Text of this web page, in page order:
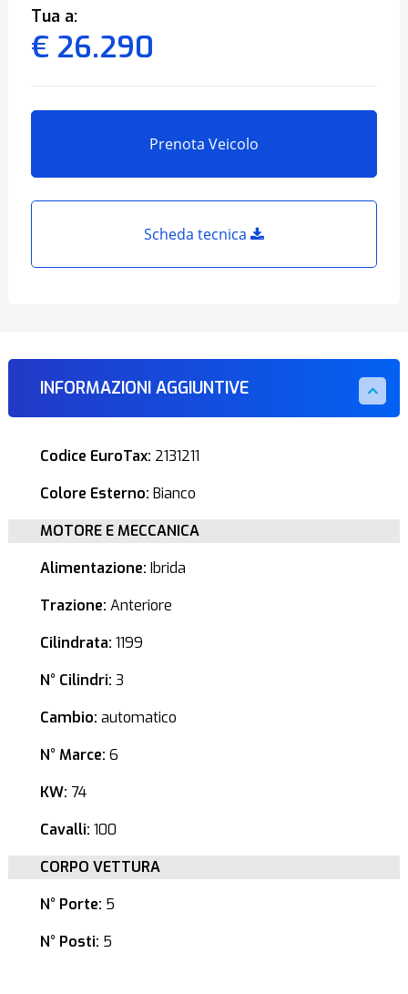
Tua a:
€ 26.290
Prenota Veicolo
Scheda tecnica
INFORMAZIONI AGGIUNTIVE
Codice EuroTax: 2131211
Colore Esterno: Bianco
MOTORE E MECCANICA
Alimentazione: Ibrida
Trazione: Anteriore
Cilindrata: 1199
N° Cilindri: 3
Cambio: automatico
N° Marce: 6
KW: 74
Cavalli: 100
CORPO VETTURA
N° Porte: 5
N° Posti: 5